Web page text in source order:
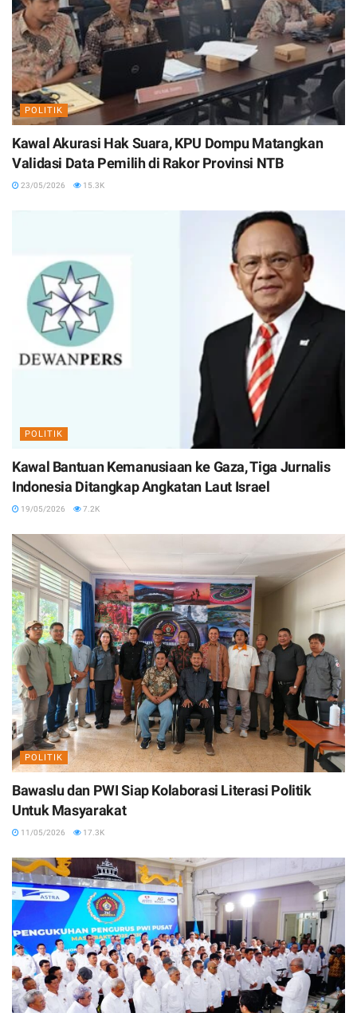
POLITIK
Kawal Akurasi Hak Suara, KPU Dompu Matangkan
Validasi Data Pemilih di Rakor Provinsi NTB
23/05/2026 15.3K
POLITIK
Kawal Bantuan Kemanusiaan ke Gaza, Tiga Jurnalis
Indonesia Ditangkap Angkatan Laut Israel
19/05/2026 7.2K
POLITIK
Bawaslu dan PWI Siap Kolaborasi Literasi Politik
Untuk Masyarakat
11/05/2026 17.3K